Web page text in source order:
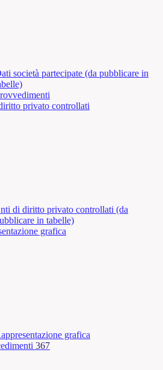
società partecipate (da pubblicare in
privato controllati
di diritto privato controllati (da
in tabelle)
grafica
grafica
367